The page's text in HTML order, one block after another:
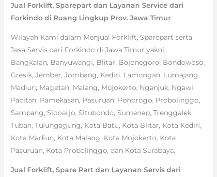
Jual Forklift, Sparepart dan Layanan Service dari
Forkindo di Ruang Lingkup Prov. Jawa Timur
Wilayah Kami dalam Menjual Forklift, Sparepart serta
Jasa Servis dari Forkindo di Jawa Timur yakni :
Bangkalan, Banyuwangi, Blitar, Bojonegoro, Bondowoso,
Gresik, Jember, Jombang, Kediri, Lamongan, Lumajang,
Madiun, Magetan, Malang, Mojokerto, Nganjuk, Ngawi,
Pacitan, Pamekasan, Pasuruan, Ponorogo, Probolinggo,
Sampang, Sidoarjo, Situbondo, Sumenep, Trenggalek,
Tuban, Tulungagung, Kota Batu, Kota Blitar, Kota Kediri,
Kota Madiun, Kota Malang, Kota Mojokerto, Kota
Pasuruan, Kota Probolinggo, dan Kota Surabaya.
Jual Forklift, Spare Part dan Layanan Servis dari